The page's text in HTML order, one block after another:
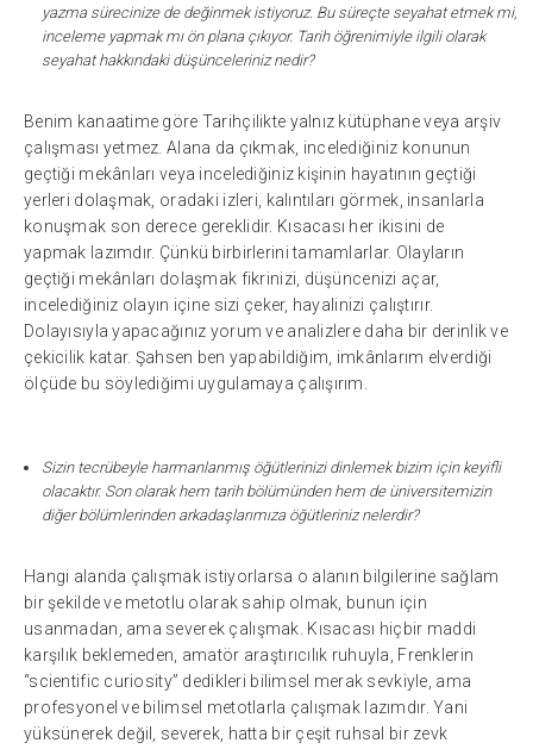
yazma sürecinize de değinmek istiyoruz. Bu süreçte seyahat etmek mi,
inceleme yapmak mı ön plana çıkıyor. Tarih öğrenimiyle ilgili olarak
seyahat hakkındaki düşünceleriniz nedir?
Benim kanaatime göre Tarihçilikte yalnız kütüphane veya arşiv
çalışması yetmez. Alana da çıkmak, incelediğiniz konunun
geçtiği mekânları veya incelediğiniz kişinin hayatının geçtiği
yerleri dolaşmak, oradaki izleri, kalıntıları görmek, insanlarla
konuşmak son derece gereklidir. Kısacası her ikisini de
yapmak lazımdır. Çünkü birbirlerini tamamlarlar. Olayların
geçtiği mekânları dolaşmak fikrinizi, düşüncenizi açar,
incelediğiniz olayın içine sizi çeker, hayalinizi çalıştırır.
Dolayısıyla yapacağınız yorum ve analizlere daha bir derinlik ve
çekicilik katar. Şahsen ben yapabildiğim, imkânlarım elverdiği
ölçüde bu söylediğimi uygulamaya çalışırım.
Sizin tecrübeyle harmanlanmış öğütlerinizi dinlemek bizim için keyifli
olacaktır. Son olarak hem tarih bölümünden hem de üniversitemizin
diğer bölümlerinden arkadaşlarımıza öğütleriniz nelerdir?
Hangi alanda çalışmak istiyorlarsa o alanın bilgilerine sağlam
bir şekilde ve metotlu olarak sahip olmak, bunun için
usanmadan, ama severek çalışmak. Kısacası hiçbir maddi
karşılık beklemeden, amatör araştırıcılık ruhuyla, Frenklerin
“scientific curiosity” dedikleri bilimsel merak sevkiyle, ama
profesyonel ve bilimsel metotlarla çalışmak lazımdır. Yani
yüksünerek değil, severek, hatta bir çeşit ruhsal bir zevk